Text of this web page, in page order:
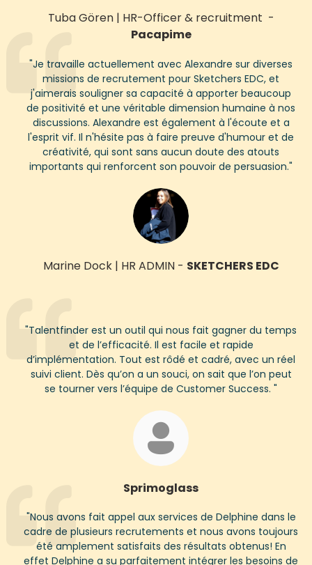
Tuba Gören | HR-Officer& recruitment -
Pacapime
"Je travaille actuellement avec Alexandre sur diverses
missions de recrutement pour Sketchers EDC, et
j'aimerais souligner sa capacité à apporter beaucoup
de positivité et une véritable dimension humaine à nos
discussions. Alexandre est également à l'écoute et a
l'esprit vif. Il n'hésite pas à faire preuve d'humour et de
créativité, qui sont sans aucun doute des atouts
importants qui renforcent son pouvoir de persuasion."
Marine Dock | HR ADMIN - SKETCHERS EDC
"Talentfinder est un outil qui nous fait gagner du temps
et de l’efficacité. Il est facile et rapide
d’implémentation. Tout est rôdé et cadré, avec un réel
suivi client. Dès qu’on a un souci, on sait que l’on peut
se tourner vers l’équipe de Customer Success. "
Sprimoglass
"Nous avons fait appel aux services de Delphine dans le
cadre de plusieurs recrutements et nous avons toujours
été amplement satisfaits des résultats obtenus! En
effet Delphine a su parfaitement intégrer les besoins de